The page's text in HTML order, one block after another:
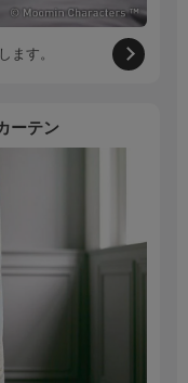
ます。
ーテン